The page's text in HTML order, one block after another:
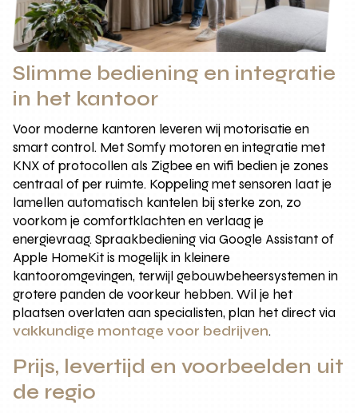
Slimme bediening en integratie
in het kantoor
Voor moderne kantoren leveren wij motorisatie en
smart control. Met Somfy motoren en integratie met
KNX of protocollen als Zigbee en wifi bedien je zones
centraal of per ruimte. Koppeling met sensoren laat je
lamellen automatisch kantelen bij sterke zon, zo
voorkom je comfortklachten en verlaag je
energievraag. Spraakbediening via Google Assistant of
Apple HomeKit is mogelijk in kleinere
kantooromgevingen, terwijl gebouwbeheersystemen in
grotere panden de voorkeur hebben. Wil je het
plaatsen overlaten aan specialisten, plan het direct via
vakkundige montage voor bedrijven.
Prijs, levertijd en voorbeelden uit
de regio